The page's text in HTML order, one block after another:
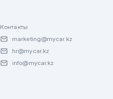
Контакты
marketing@mycar.kz
hr@mycar.kz
info@mycar.kz